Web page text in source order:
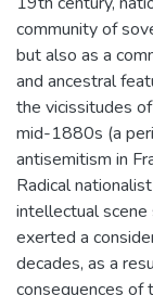
community of
but also as a
and ancestral
the vicissitudes
mid-1880s (a
antisemitism in
Radical
intellectual scene
exerted a
decades, as a
consequences of